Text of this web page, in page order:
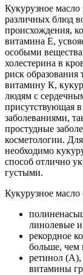
Кукурузное масло
различных блюд
происхождения,
витамина Е,
особыми
холестерина в
риск образования
витамину К,
людям с
присутствующая
заболеваниями,
простудные
косметологии.
необходимо
способ отлично
густыми.
Кукурузное масло
линолевые
рекордное
больше, чем
ретинол (А),
витамины